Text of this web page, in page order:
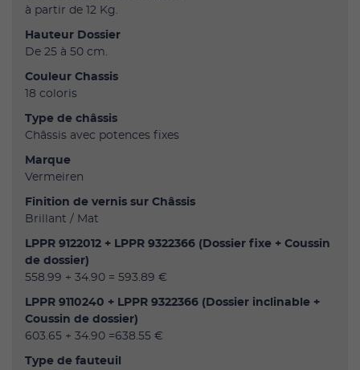
à partir de 12 Kg.
Hauteur Dossier
De 25 à 50 cm.
Couleur Chassis
18 coloris
Type de châssis
Châssis avec potences fixes
Marque
Vermeiren
Finition de vernis sur Châssis
Brillant / Mat
LPPR 9122012 + LPPR 9322366 (Dossier fixe + Coussin
de dossier)
558.99 + 34.90 = 593.89 €
LPPR 9110240 + LPPR 9322366 (Dossier inclinable +
Coussin de dossier)
603.65 + 34.90 =638.55 €
Type de fauteuil